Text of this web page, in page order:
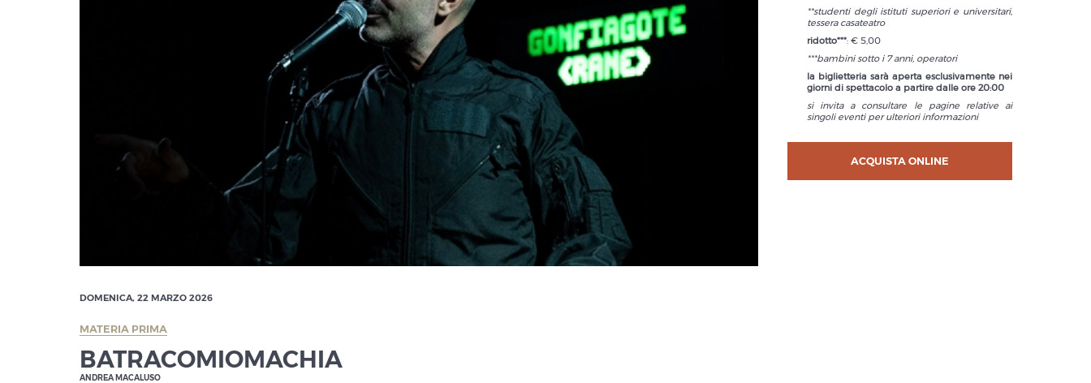
DOMENICA, 22 MARZO 2026
MATERIA PRIMA
BATRACOMIOMACHIA
ANDREA MACALUSO
**studenti degli istituti superiori e universitari,
tessera casateatro
ridotto***: € 5,00
***bambini sotto i 7 anni, operatori
la biglietteria sarà aperta esclusivamente nei
giorni di spettacolo a partire dalle ore 20:00
si invita a consultare le pagine relative ai
singoli eventi per ulteriori informazioni
ACQUISTA ONLINE